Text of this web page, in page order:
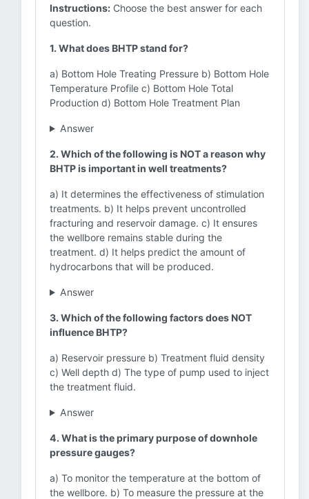
Instructions: Choose the best answer for each
question.
1. What does BHTP stand for?
a) Bottom Hole Treating Pressure b) Bottom Hole
Temperature Profile c) Bottom Hole Total
Production d) Bottom Hole Treatment Plan
Answer
2. Which of the following is NOT a reason why
BHTP is important in well treatments?
a) It determines the effectiveness of stimulation
treatments. b) It helps prevent uncontrolled
fracturing and reservoir damage. c) It ensures
the wellbore remains stable during the
treatment. d) It helps predict the amount of
hydrocarbons that will be produced.
Answer
3. Which of the following factors does NOT
influence BHTP?
a) Reservoir pressure b) Treatment fluid density
c) Well depth d) The type of pump used to inject
the treatment fluid.
Answer
4. What is the primary purpose of downhole
pressure gauges?
a) To monitor the temperature at the bottom of
the wellbore. b) To measure the pressure at the